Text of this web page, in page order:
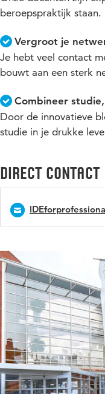
beroepspraktijk staan.
Vergroot je
Je hebt veel contact
bouwt aan een sterk
Combineer
Door de innovatieve
studie in je drukke
Direct contact